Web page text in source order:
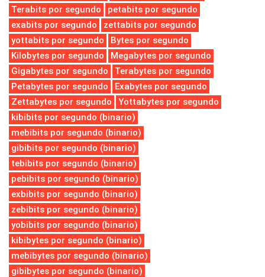
Terabits por segundo
petabits por segundo
exabits por segundo
zettabits por segundo
yottabits por segundo
Bytes por segundo
Kilobytes por segundo
Megabytes por segundo
Gigabytes por segundo
Terabytes por segundo
Petabytes por segundo
Exabytes por segundo
Zettabytes por segundo
Yottabytes por segundo
kibibits por segundo (binario)
mebibits por segundo (binario)
gibibits por segundo (binario)
tebibits por segundo (binario)
pebibits por segundo (binario)
exbibits por segundo (binario)
zebibits por segundo (binario)
yobibits por segundo (binario)
kibibytes por segundo (binario)
mebibytes por segundo (binario)
gibibytes por segundo (binario)